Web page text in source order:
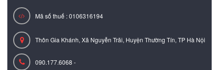
Mã số thuế : 0106316194
Thôn Gia Khánh, Xã Nguyễn Trãi, Huyện Thường Tín, TP Hà Nội
090.177.6068 -